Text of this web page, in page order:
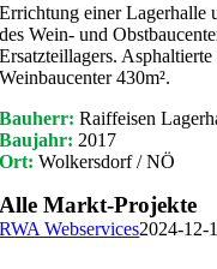
Errichtung einer Lagerhalle
des Wein- und
Ersatzteillagers.
Weinbaucenter 430m².
Bauherr:Raiffeisen
Baujahr: 2017
Ort: Wolkersdorf / NÖ
Alle Markt-Projekte
RWA Webservices2024-12-